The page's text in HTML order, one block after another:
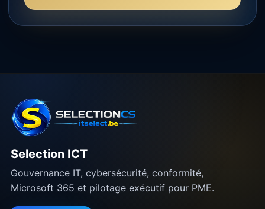
Selection ICT
Gouvernance IT, cybersécurité, conformité,
Microsoft 365 et pilotage exécutif pour PME.